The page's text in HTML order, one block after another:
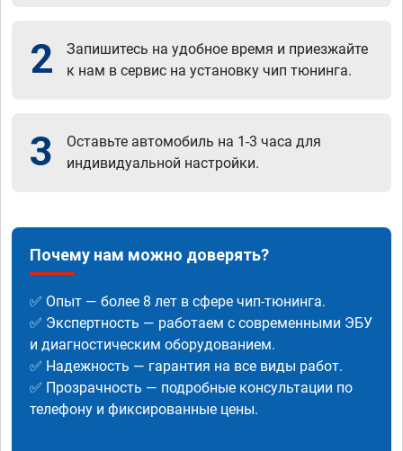
2
Запишитесь на удобное время и приезжайте
к нам в сервис на установку чип тюнинга.
3
Оставьте автомобиль на 1-3 часа для
индивидуальной настройки.
Почему нам можно доверять?
✅ Опыт — более 8 лет в сфере чип-тюнинга.
✅ Экспертность — работаем с современными ЭБУ
и диагностическим оборудованием.
✅ Надежность — гарантия на все виды работ.
✅ Прозрачность — подробные консультации по
телефону и фиксированные цены.